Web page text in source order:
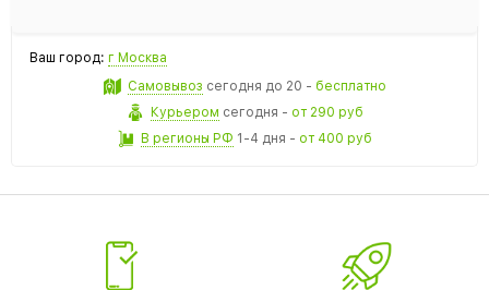
Ваш город: г Москва
Самовывоз сегодня до 20 - бесплатно
Курьером сегодня - от 290 руб
В регионы РФ 1-4 дня - от 400 руб